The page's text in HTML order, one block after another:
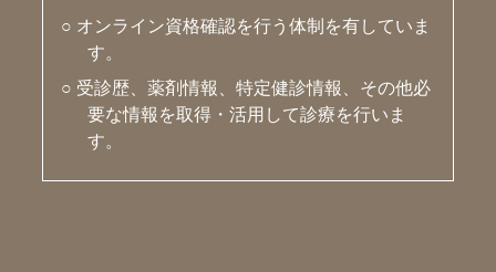
○ オンライン資格確認を行う体制を有していま
す。
○ 受診歴、薬剤情報、特定健診情報、その他必
要な情報を取得・活用して診療を行いま
す。